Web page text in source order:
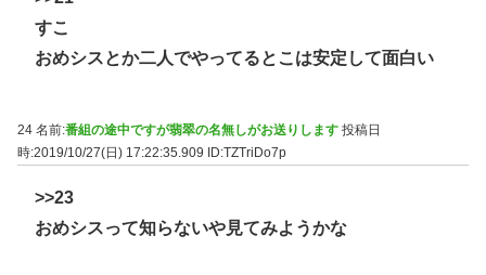
すこ
おめシスとか二人でやってるとこは安定して面白い
24 名前:番組の途中ですが翡翠の名無しがお送りします 投稿日
時:2019/10/27(日) 17:22:35.909 ID:TZTriDo7p
>>23
おめシスって知らないや見てみようかな